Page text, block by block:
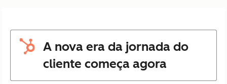
A nova era da jornada do
cliente começa agora